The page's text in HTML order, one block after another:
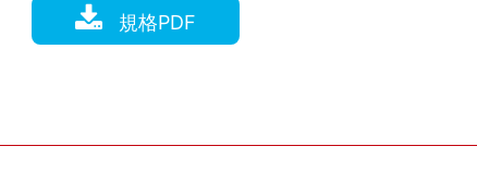
規格PDF